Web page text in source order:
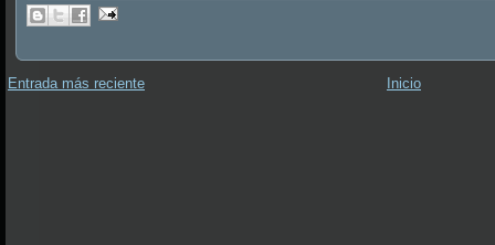
Entrada más reciente Inicio